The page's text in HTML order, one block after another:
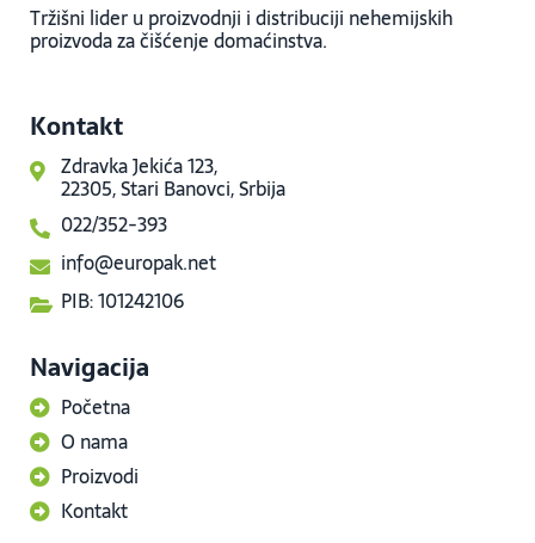
Tržišni lider u proizvodnji i distribuciji nehemijskih
proizvoda za čišćenje domaćinstva.
Kontakt
Zdravka Jekića 123,
22305, Stari Banovci, Srbija
022/352-393
info@europak.net
PIB: 101242106
Navigacija
Početna
O nama
Proizvodi
Kontakt